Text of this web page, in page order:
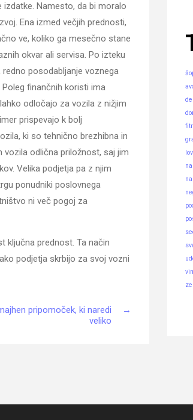
Namesto, da bi moralo
Ena izmed večjih prednosti,
ve, koliko ga mesečno stane
okvar ali servisa. Po izteku
posodabljanje voznega
finančnih koristi ima
odločajo za vozila z nižjim
prispevajo k bolj
ki so tehnično brezhibna in
odlična priložnost, saj jim
Velika podjetja pa z njim
ponudniki poslovnega
ni več pogoj za
ključna prednost. Ta način
podjetja skrbijo za svoj vozni
→
pripomoček, ki naredi
veliko